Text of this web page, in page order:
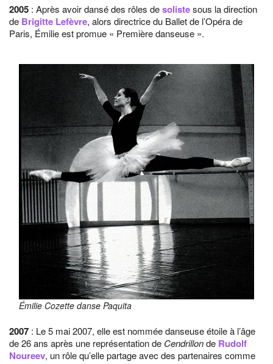
2005 : Après avoir dansé des rôles desolistesous la direction
de Brigitte Lefèvre, alors directrice du Ballet de l’Opéra de
Paris, Émilie est promue « Première danseuse ».
Émilie Cozette danse Paquita
2007 : Le 5 mai 2007, elle est nommée danseuse étoile à l’âge
de 26 ans après une représentation de Cendrillonde Rudolf
Noureev, un rôle qu’elle partage avec des partenaires comme